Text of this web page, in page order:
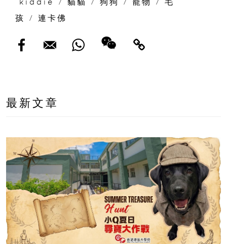
孩
/ 連卡佛
最新文章